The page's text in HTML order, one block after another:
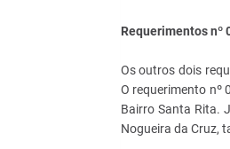
Requerimentos nº
Os outros dois
O requerimento nº
Bairro Santa Rita.
Nogueira da Cruz,